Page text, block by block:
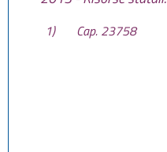
1) Cap. 23758